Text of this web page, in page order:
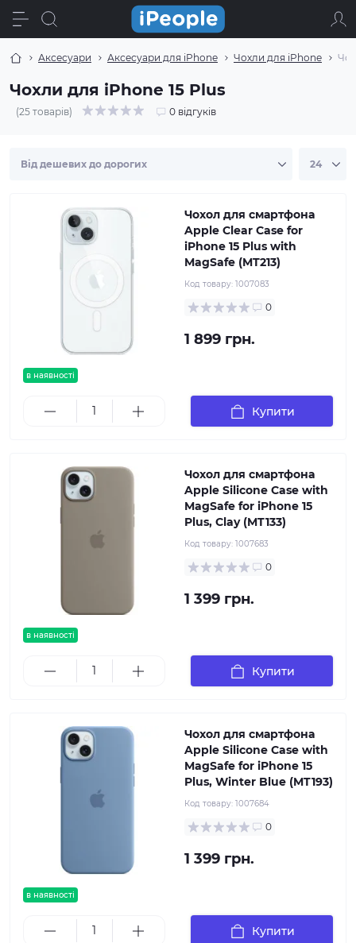
Аксесуари Аксесуари для iPhone Чохли для iPhone
Чохли для iPhone 15 Plus
(25 товарів) 0 відгуків
в наявності
Чохол для смартфона
Apple Clear Case for
iPhone 15 Plus with
MagSafe (MT213)
Код товару: 1007083
0
1 899 грн.
Купити
в наявності
Чохол для смартфона
Apple Silicone Case with
MagSafe for iPhone 15
Plus, Clay (MT133)
Код товару: 1007683
0
1 399 грн.
Купити
в наявності
Чохол для смартфона
Apple Silicone Case with
MagSafe for iPhone 15
Plus, Winter Blue (MT193)
Код товару: 1007684
0
1 399 грн.
Купити